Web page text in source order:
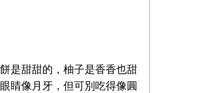
是甜甜的，柚子是香香也甜
睛像月牙，但可別吃得像圓